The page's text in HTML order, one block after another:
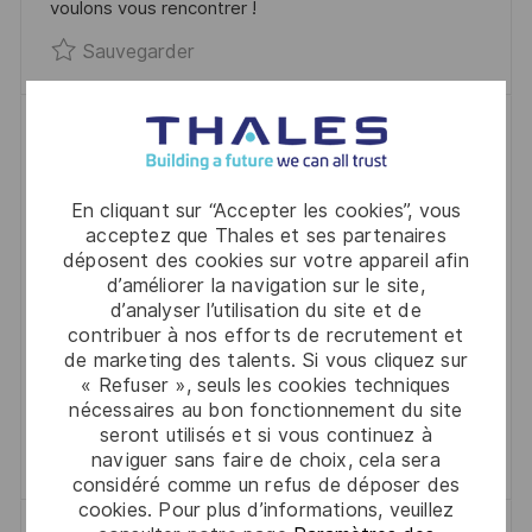
En cliquant sur “Accepter les cookies”, vous
acceptez que Thales et ses partenaires
déposent des cookies sur votre appareil afin
d’améliorer la navigation sur le site,
d’analyser l’utilisation du site et de
contribuer à nos efforts de recrutement et
de marketing des talents. Si vous cliquez sur
« Refuser », seuls les cookies techniques
nécessaires au bon fonctionnement du site
seront utilisés et si vous continuez à
naviguer sans faire de choix, cela sera
considéré comme un refus de déposer des
cookies. Pour plus d’informations, veuillez
O
N
H
G
E
D
U
T
voulons vous rencontrer !
SauvegarderSauvegarder Responsable chantier
Braseur expérimenté (samedi et
dimanche) H/F
Étrelles, Ille-Et-Vilaine, 35370
A
T
E
D
’
A
F
I
C
2025-04-30
É
É
R
E
D
R0286457 Full Time
C
A
T
É
G
O
I
E
Industrie
Etrelles
Situé aux portes de la Bretagne, le site d'Etrelles
est le centre d'excellence en microélectronique,
regroupant les activités de développement, de
production, d'intégration et de test. L'électronique...
SauvegarderSauvegarder Braseur expérimenté